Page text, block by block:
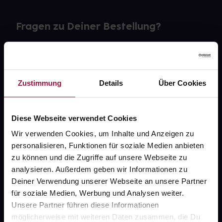
Zustimmung Details Über Cookies
Diese Webseite verwendet Cookies
Wir verwenden Cookies, um Inhalte und Anzeigen zu
personalisieren, Funktionen für soziale Medien anbieten
zu können und die Zugriffe auf unsere Webseite zu
analysieren. Außerdem geben wir Informationen zu
Deiner Verwendung unserer Webseite an unsere Partner
für soziale Medien, Werbung und Analysen weiter.
Unsere Partner führen diese Informationen
möglicherweise mit weiteren Daten zusammen, die Du
Fragen zu Deiner Bestellung?
gesund.de
Über uns
Karriere
Newsletter